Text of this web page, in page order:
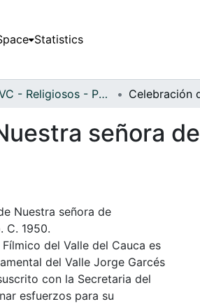
Statistics
APFFVC - Religiosos - Patrimonial
señora de
Nuestra señora de
C. 1950.
del Valle del Cauca es
del Valle Jorge Garcés
con la Secretaria del
esfuerzos para su